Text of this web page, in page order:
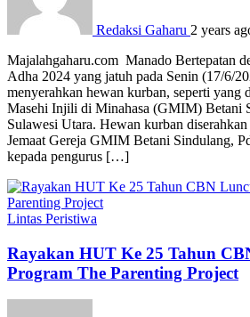
Redaksi Gaharu 2 years
Majalahgaharu.com Manado Bertepatan
Adha 2024 yang jatuh pada Senin (17/6/
menyerahkan hewan kurban, seperti yang
Masehi Injili di Minahasa (GMIM) Betani
Sulawesi Utara. Hewan kurban
Jemaat Gereja GMIM Betani Sindulang,
kepada pengurus […]
Lintas Peristiwa
Rayakan HUT Ke 25 Tahun
Program The Parenting Project